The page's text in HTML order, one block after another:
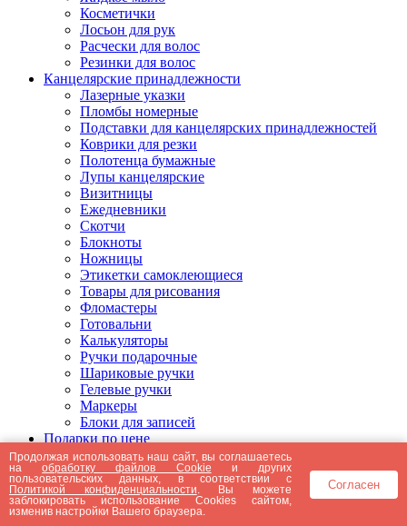
Косметички
Лосьон для рук
Расчески для волос
Резинки для волос
Канцелярские принадлежности
Лазерные указки
Пломбы номерные
Подставки для канцелярских принадлежностей
Коврики для резки
Полотенца бумажные
Лупы канцелярские
Визитницы
Ежедневники
Скотчи
Блокноты
Ножницы
Этикетки самоклеющиеся
Товары для рисования
Фломастеры
Готовальни
Калькуляторы
Ручки подарочные
Шариковые ручки
Гелевые ручки
Маркеры
Блоки для записей
Подарки по цене
Подарки от 5000 рублей
Подарки до 5000 рублей
Подарки до 3000 рублей
Подарки до 2000 рублей
Подарки до 1000 рублей
Продолжая использовать наш сайт, вы соглашаетесь
наобработку файлов Cookie и других
пользовательских данных, в соответствии с
Политикой конфиденциальности . Вы можете
заблокировать использование Cookies сайтом,
изменив настройки Вашего браузера.
Согласен